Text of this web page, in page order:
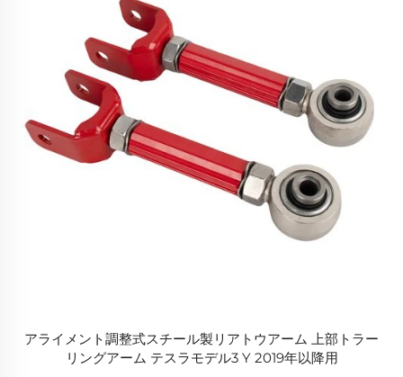
アライメント調整式スチール製リアトウアーム 上部トラー
リングアーム テスラモデル3 Y 2019年以降用